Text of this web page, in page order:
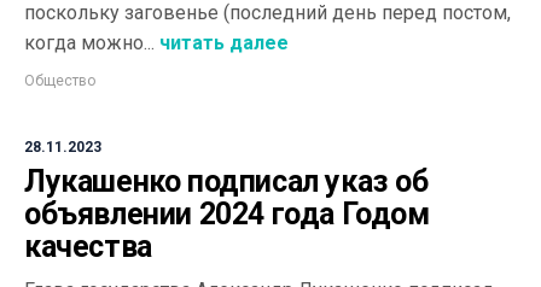
поскольку заговенье (последний день перед постом,
когда можно... читать далее
Общество
28.11.2023
Лукашенко подписал указ об
объявлении 2024 года Годом
качества